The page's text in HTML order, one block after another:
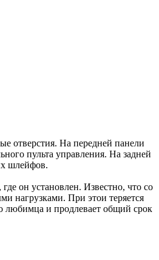
отверстия. На передней панели
пульта управления. На задней
шлейфов.
он установлен. Известно, что со
нагрузками. При этои теряется
любимца и продлевает общий срок